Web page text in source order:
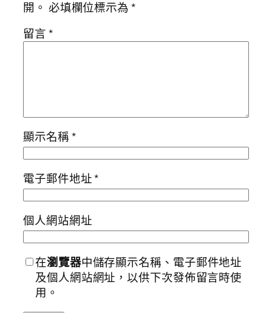
開。 必填欄位標示為*
留言*
顯示名稱*
電子郵件地址*
個人網站網址
在瀏覽器中儲存顯示名稱、電子郵件地址
及個人網站網址，以供下次發佈留言時使
用。